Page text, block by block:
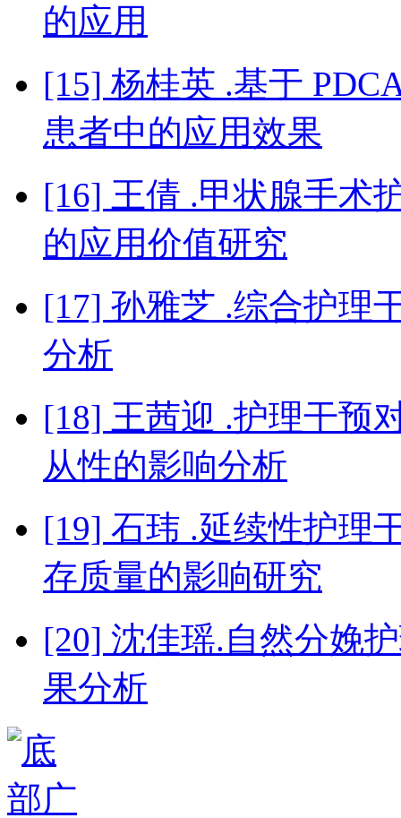
的应用
[15] 杨桂英 .基于
患者中的应用效果
[16] 王倩 .甲状腺手术
的应用价值研究
[17] 孙雅芝 .综合护理
分析
[18] 王茜迎 .护理干预
从性的影响分析
[19] 石玮 .延续性护理
存质量的影响研究
[20] 沈佳瑶.自然分娩
果分析